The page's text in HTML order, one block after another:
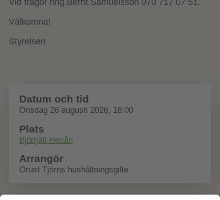
Välkomna!
Styrelsen
Datum och tid
Onsdag 26 augusti 2026, 18:00
Plats
Björfjäll Henån
Arrangör
Orust Tjörns hushållningsgille